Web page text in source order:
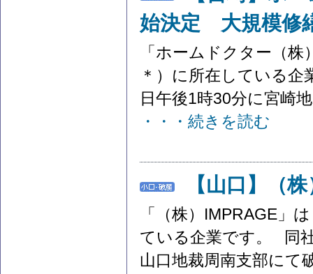
始決定 大規模修
「ホームドクター（
＊）に所在している
日午後1時30分に宮崎
・・・続きを読む
【山口】（
「（株）IMPRAGE」
ている企業です。 同
山口地裁周南支部にて